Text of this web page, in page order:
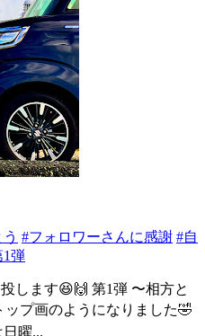
#フォロワーさんに感謝 #自
1弾
します😆🙌 第1弾 〜相方と
プ画のようになりました🤣
曜...